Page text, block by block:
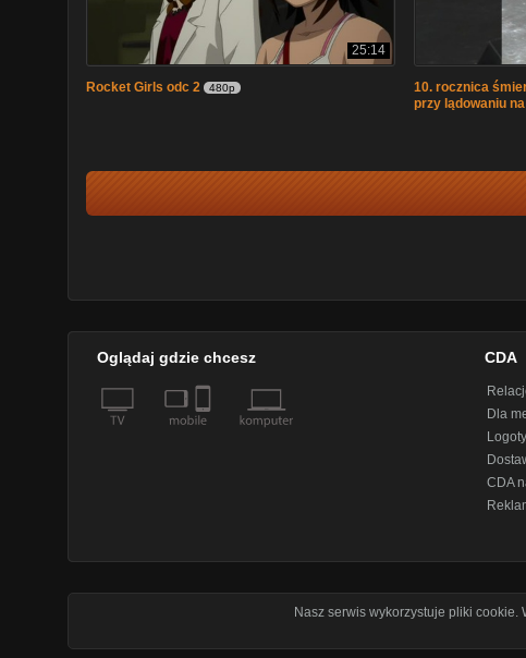
25:14
Rocket Girls odc 2 480p
10. rocznica
przy lądowaniu
Oglądaj gdzie chcesz CDA
Dla
CDA
Nasz serwis wykorzystuje pliki